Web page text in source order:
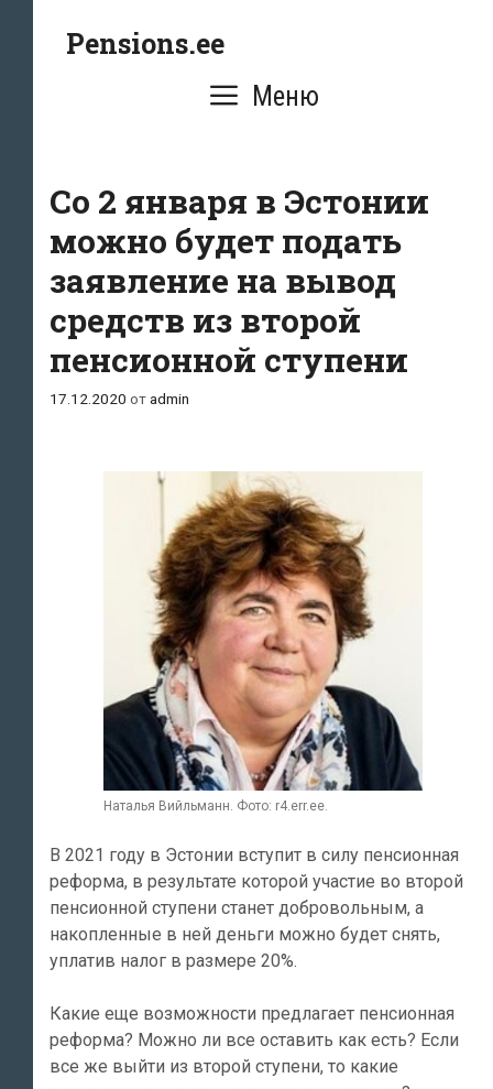
Pensions.ee
Меню
Со 2 января в Эстонии
можно будет подать
заявление на вывод
средств из второй
пенсионной ступени
17.12.2020 отadmin
Наталья Вийльманн. Фото: r4.err.ee.
В 2021 году в Эстонии вступит в силу пенсионная
реформа, в результате которой участие во второй
пенсионной ступени станет добровольным, а
накопленные в ней деньги можно будет снять,
уплатив налог в размере 20%.
Какие еще возможности предлагает пенсионная
реформа? Можно ли все оставить как есть? Если
все же выйти из второй ступени, то какие